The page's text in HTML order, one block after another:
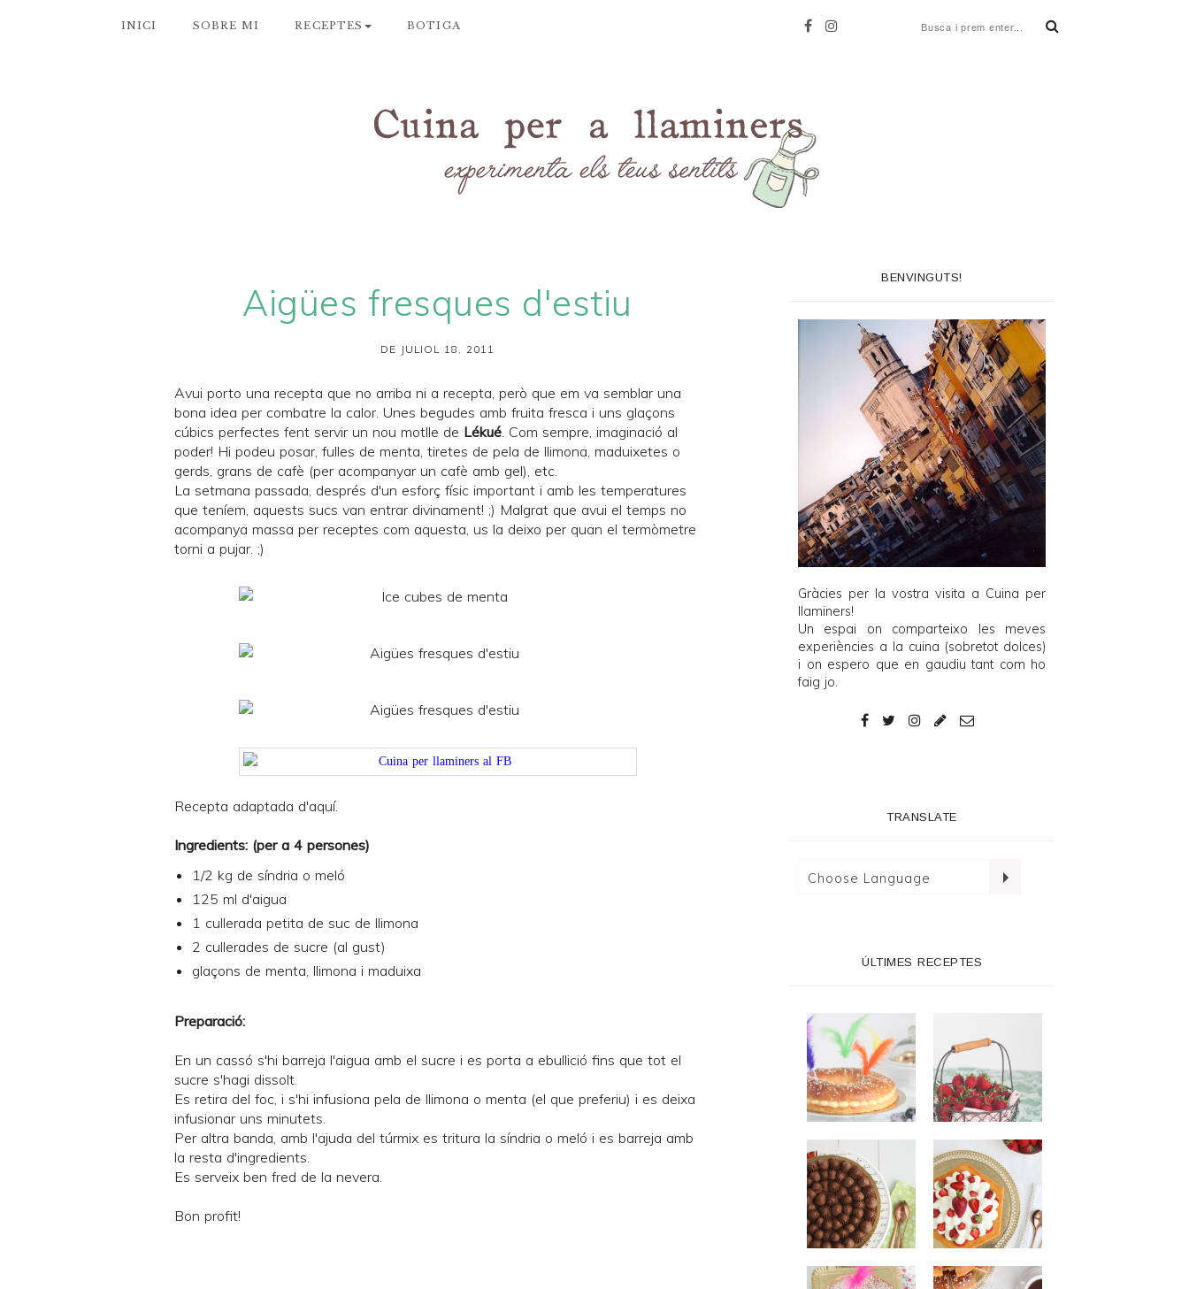
INICI SOBRE MI RECEPTES BOTIGA
Aigües fresques d'estiu
DE JULIOL 18, 2011
Avui porto una recepta que no arriba ni a recepta, però que em va semblar una
bona idea per combatre la calor. Unes begudes amb fruita fresca i uns glaçons
cúbics perfectes fent servir un nou motlle de Lékué. Com sempre, imaginació al
poder! Hi podeu posar, fulles de menta, tiretes de pela de llimona, maduixetes o
gerds, grans de cafè (per acompanyar un cafè amb gel), etc.
La setmana passada, després d'un esforç físic important i amb les temperatures
que teníem, aquests sucs van entrar divinament! ;) Malgrat que avui el temps no
acompanya massa per receptes com aquesta, us la deixo per quan el termòmetre
torni a pujar. ;)
Recepta adaptada d'aquí.
Ingredients: (per a 4 persones)
1/2 kg de síndria o meló
125 ml d'aigua
1 cullerada petita de suc de llimona
2 cullerades de sucre (al gust)
glaçons de menta, llimona i maduixa
Preparació:
En un cassó s'hi barreja l'aigua amb el sucre i es porta a ebullició fins que tot el
sucre s'hagi dissolt.
Es retira del foc, i s'hi infusiona pela de llimona o menta (el que preferiu) i es deixa
infusionar uns minutets.
Per altra banda, amb l'ajuda del túrmix es tritura la síndria o meló i es barreja amb
la resta d'ingredients.
Es serveix ben fred de la nevera.
Bon profit!
BENVINGUTS!
Gràcies per la vostra visita a Cuina per
llaminers!
Un espai on comparteixo les meves
experiències a la cuina (sobretot dolces)
i on espero que en gaudiu tant com ho
faig jo.
TRANSLATE
ÚLTIMES RECEPTES